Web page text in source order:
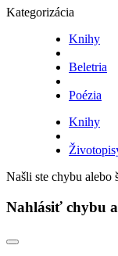
Kategorizácia
Knihy
Beletria
Poézia
Knihy
Našli ste chybu alebo
Nahlásiť chybu